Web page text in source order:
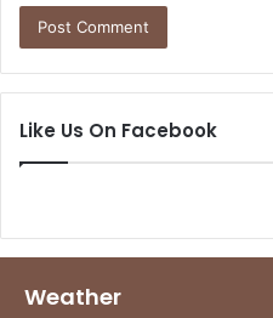
Like Us On Facebook
Weather